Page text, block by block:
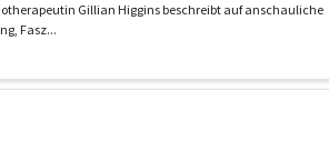
Gillian Higgins beschreibt auf anschauliche
Fasz...